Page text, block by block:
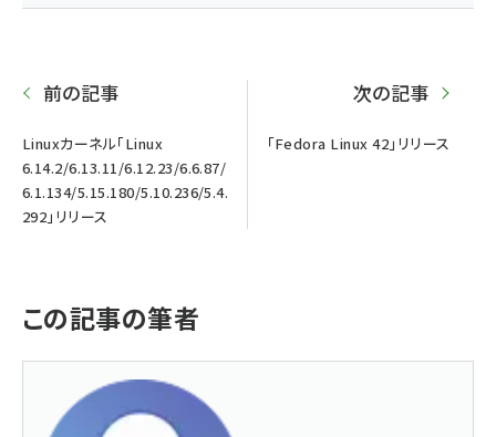
前の記事
Linuxカーネル「Linux
6.14.2/6.13.11/6.12.23/6.6.87/
6.1.134/5.15.180/5.10.236/5.4.
292」リリース
次の記事
「Fedora Linux 42」リリース
この記事の筆者